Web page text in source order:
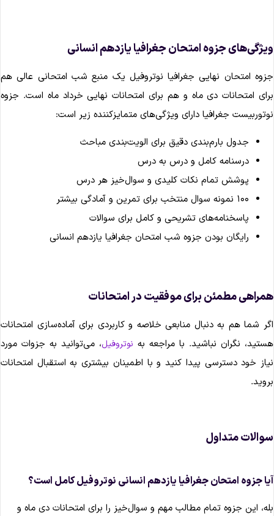
جزوه امتحان جغرافیا یازدهم انسانی
امتحان نهایی جغرافیا نوتروفیل یک منبع شب امتحانی عالی هم
امتحانات دی ماه و هم برای امتحانات نهایی خرداد ماه است. جزوه
جغرافیا دارای ویژگی‌های متمایزکننده زیر است:
جدول بارم‌بندی دقیق برای الویت‌بندی مباحث
درسنامه کامل و درس ‌به ‌درس
پوشش تمام نکات کلیدی و سوال‌خیز هر درس
۱۰۰ نمونه سوال منتخب برای تمرین و آمادگی بیشتر
پاسخنامه‌های تشریحی و کامل برای سوالات
رایگان بودن جزوه شب امتحان جغرافیا یازدهم انسانی
مطمئن برای موفقیت در امتحانات
شما هم به دنبال منابعی خلاصه و کاربردی برای آماده‌سازی امتحانات
نگران نباشید. با مراجعه به نوتروفیل، می‌توانید به جزوات مورد
خود دسترسی پیدا کنید و با اطمینان بیشتری به استقبال امتحانات
متداول
جزوه امتحان جغرافیا یازدهم انسانی نوتروفیل کامل است؟
این جزوه تمام مطالب مهم و سوال‌خیز را برای امتحانات دی ماه و